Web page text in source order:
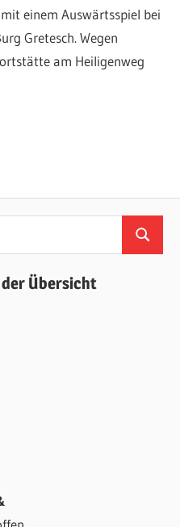
einem Auswärtsspiel bei
Gretesch. Wegen
am Heiligenweg
Suchen
der Übersicht